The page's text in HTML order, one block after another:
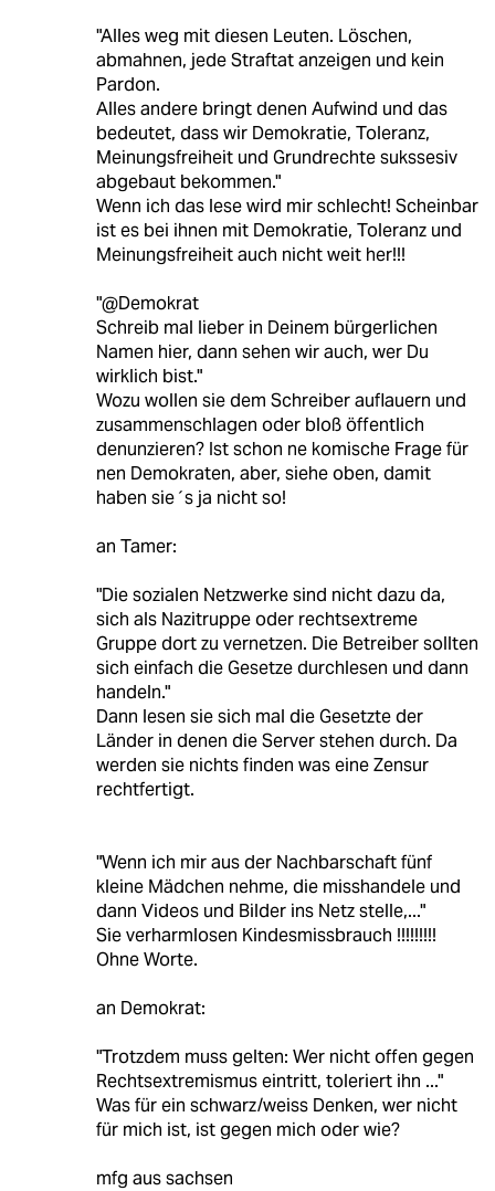
"Alles weg mit diesen Leuten. Löschen,
abmahnen, jede Straftat anzeigen und kein
Pardon.
Alles andere bringt denen Aufwind und das
bedeutet, dass wir Demokratie, Toleranz,
Meinungsfreiheit und Grundrechte sukssesiv
abgebaut bekommen."
Wenn ich das lese wird mir schlecht! Scheinbar
ist es bei ihnen mit Demokratie, Toleranz und
Meinungsfreiheit auch nicht weit her!!!
"@Demokrat
Schreib mal lieber in Deinem bürgerlichen
Namen hier, dann sehen wir auch, wer Du
wirklich bist."
Wozu wollen sie dem Schreiber auflauern und
zusammenschlagen oder bloß öffentlich
denunzieren? Ist schon ne komische Frage für
nen Demokraten, aber, siehe oben, damit
haben sie´s ja nicht so!
an Tamer:
"Die sozialen Netzwerke sind nicht dazu da,
sich als Nazitruppe oder rechtsextreme
Gruppe dort zu vernetzen. Die Betreiber sollten
sich einfach die Gesetze durchlesen und dann
handeln."
Dann lesen sie sich mal die Gesetzte der
Länder in denen die Server stehen durch. Da
werden sie nichts finden was eine Zensur
rechtfertigt.
"Wenn ich mir aus der Nachbarschaft fünf
kleine Mädchen nehme, die misshandele und
dann Videos und Bilder ins Netz stelle,..."
Sie verharmlosen Kindesmissbrauch !!!!!!!!!
Ohne Worte.
an Demokrat:
"Trotzdem muss gelten: Wer nicht offen gegen
Rechtsextremismus eintritt, toleriert ihn ..."
Was für ein schwarz/weiss Denken, wer nicht
für mich ist, ist gegen mich oder wie?
mfg aus sachsen